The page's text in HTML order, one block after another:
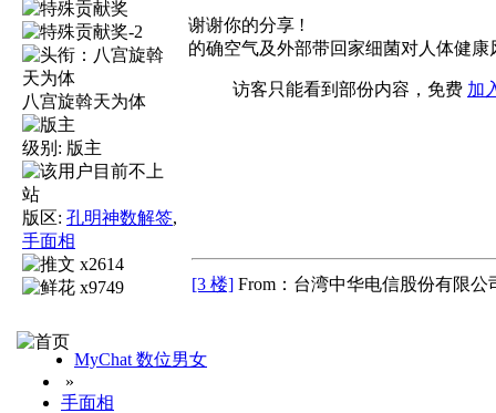
八宫旋斡天为体
级别: 版主
版区: 孔明神数解签,
手面相
x2614
x9749
谢谢你的分享 !
的确空气及外部带回家细菌对人体健康
访客只能看到部份内容，免费 加
[3 楼] From：台湾中华电信股份有限公
MyChat 数位男女
»
手面相